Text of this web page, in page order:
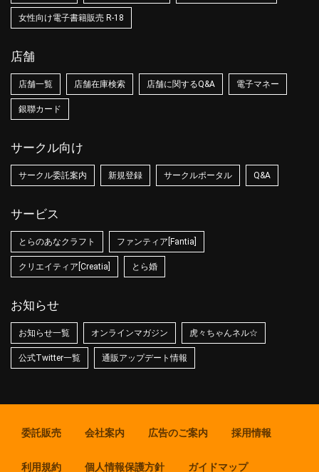
女性向け電子書籍販売 R-18
店舗
店舗一覧 店舗在庫検索 店舗に関するQ&A 電子マネー
銀聯カード
サークル向け
サークル委託案内 新規登録 サークルポータル Q&A
サービス
とらのあなクラフト ファンティア[Fantia]
クリエイティア[Creatia] とら婚
お知らせ
お知らせ一覧 オンラインマガジン 虎々ちゃんネル☆
公式Twitter一覧 通販アップデート情報
委託販売 会社案内 広告のご案内 採用情報
利用規約 個人情報保護方針 ガイドマップ